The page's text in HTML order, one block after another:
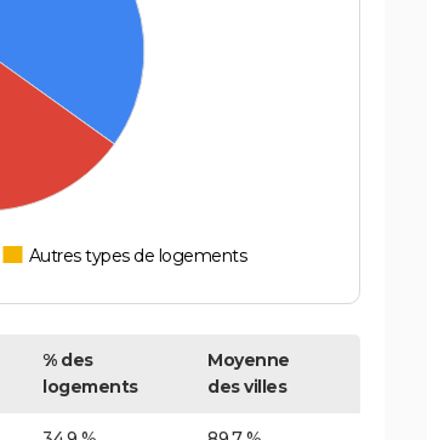
Autres types de logements
% des
logements
Moyenne
des villes